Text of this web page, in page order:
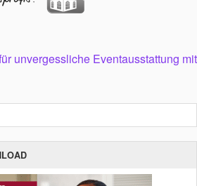
unvergessliche Eventausstattung mit